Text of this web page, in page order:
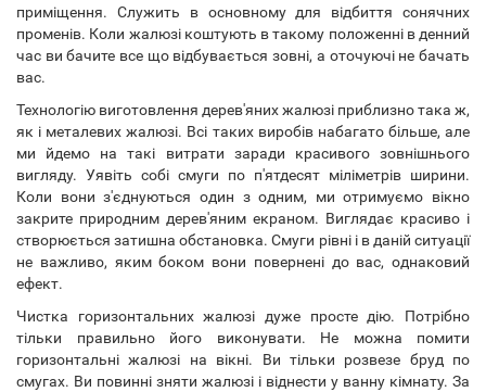
приміщення. Служить в основному для відбиття сонячних
променів. Коли жалюзі коштують в такому положенні в денний
час ви бачите все що відбувається зовні, а оточуючі не бачать
вас.
Технологію виготовлення дерев'яних жалюзі приблизно така ж,
як і металевих жалюзі. Всі таких виробів набагато більше, але
ми йдемо на такі витрати заради красивого зовнішнього
вигляду. Уявіть собі смуги по п'ятдесят міліметрів ширини.
Коли вони з'єднуються один з одним, ми отримуємо вікно
закрите природним дерев'яним екраном. Виглядає красиво і
створюється затишна обстановка. Смуги рівні і в даній ситуації
не важливо, яким боком вони повернені до вас, однаковий
ефект.
Чистка горизонтальних жалюзі дуже просте дію. Потрібно
тільки правильно його виконувати. Не можна помити
горизонтальні жалюзі на вікні. Ви тільки розвезе бруд по
смугах. Ви повинні зняти жалюзі і віднести у ванну кімнату. За